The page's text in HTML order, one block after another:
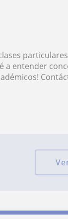
a entender